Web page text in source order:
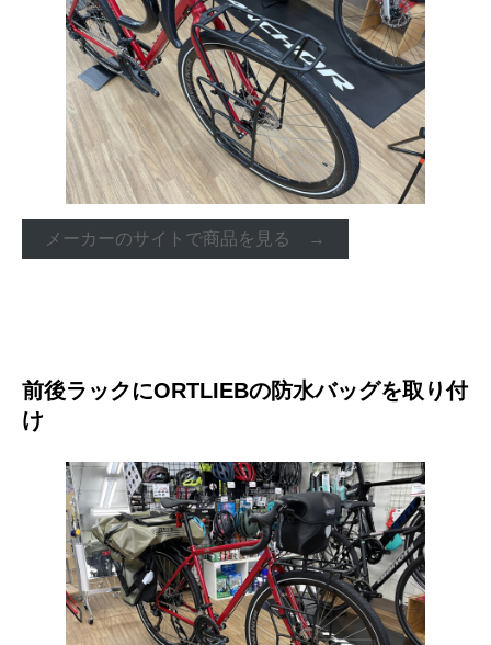
メーカーのサイトで商品を見る →
前後ラックにORTLIEBの防水バッグを取り付
け